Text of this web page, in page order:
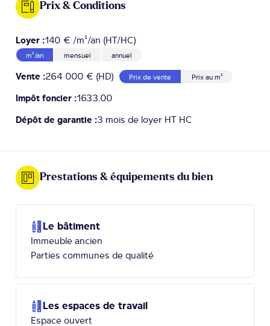
Prix & Conditions
Loyer :140 € /m²/an (HT/HC)
m²/an mensuel annuel
Vente :264 000 € (HD) Prix de vente Prix au m²
Impôt foncier :1633.00
Dépôt de garantie :3 mois de loyer HT HC
Prestations & équipements du bien
Le bâtiment
Immeuble ancien
Parties communes de qualité
Les espaces de travail
Espace ouvert